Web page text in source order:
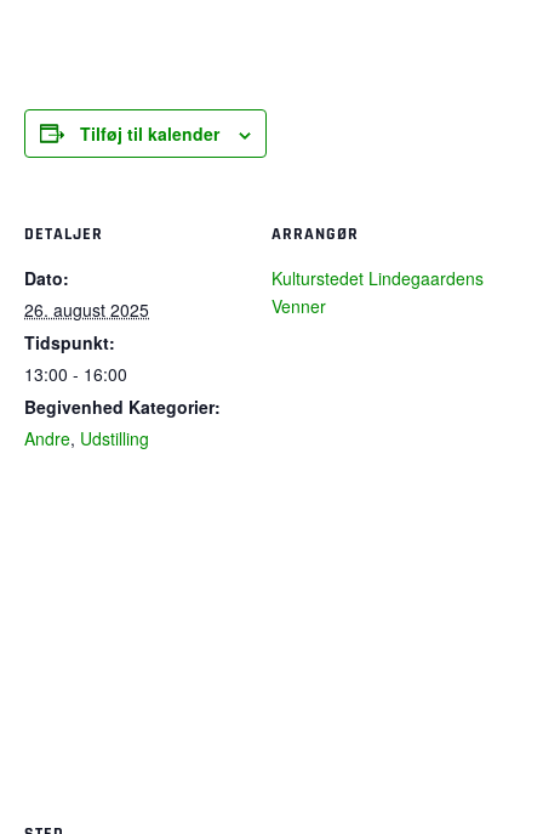
Tilføj til kalender
DETALJER
Dato:
26. august 2025
Tidspunkt:
13:00 - 16:00
Begivenhed Kategorier:
Andre, Udstilling
ARRANGØR
Kulturstedet Lindegaardens
Venner